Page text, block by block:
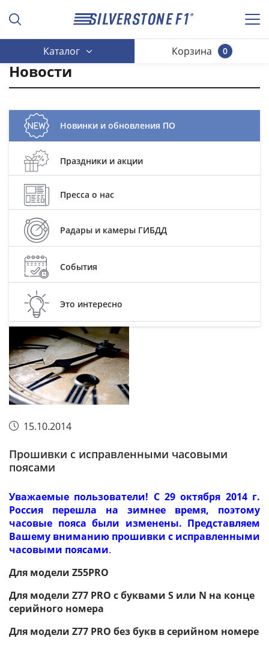
Каталог 0
Корзина
Новости
Новинки и обновления ПО
Праздники и акции
Пресса о нас
Радары и камеры ГИБДД
События
Это интересно
15.10.2014
Прошивки с исправленными часовыми
поясами
Уважаемые пользователи! С 29 октября 2014 г.
Россия перешла на зимнее время, поэтому
часовые пояса были изменены. Представляем
Вашему вниманию прошивки с исправленными
часовыми поясами.
Для модели Z55PRO
Для модели Z77 PRO с буквами S или N на конце
серийного номера
Для модели Z77 PRO без букв в серийном номере